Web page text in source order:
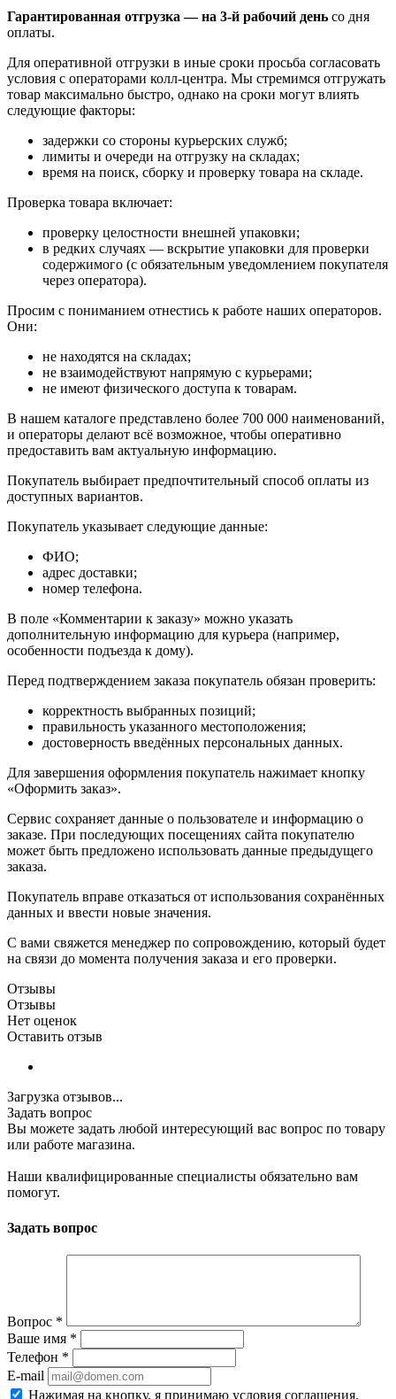
Гарантированная отгрузка — на 3‑й рабочий день со дня
оплаты.
Для оперативной отгрузки в иные сроки просьба согласовать
условия с операторами колл‑центра. Мы стремимся отгружать
товар максимально быстро, однако на сроки могут влиять
следующие факторы:
задержки со стороны курьерских служб;
лимиты и очереди на отгрузку на складах;
время на поиск, сборку и проверку товара на складе.
Проверка товара включает:
проверку целостности внешней упаковки;
в редких случаях — вскрытие упаковки для проверки
содержимого (с обязательным уведомлением покупателя
через оператора).
Просим с пониманием отнестись к работе наших операторов.
Они:
не находятся на складах;
не взаимодействуют напрямую с курьерами;
не имеют физического доступа к товарам.
В нашем каталоге представлено более 700 000 наименований,
и операторы делают всё возможное, чтобы оперативно
предоставить вам актуальную информацию.
Покупатель выбирает предпочтительный способ оплаты из
доступных вариантов.
Покупатель указывает следующие данные:
ФИО;
адрес доставки;
номер телефона.
В поле «Комментарии к заказу» можно указать
дополнительную информацию для курьера (например,
особенности подъезда к дому).
Перед подтверждением заказа покупатель обязан проверить:
корректность выбранных позиций;
правильность указанного местоположения;
достоверность введённых персональных данных.
Для завершения оформления покупатель нажимает кнопку
«Оформить заказ».
Сервис сохраняет данные о пользователе и информацию о
заказе. При последующих посещениях сайта покупателю
может быть предложено использовать данные предыдущего
заказа.
Покупатель вправе отказаться от использования сохранённых
данных и ввести новые значения.
С вами свяжется менеджер по сопровождению, который будет
на связи до момента получения заказа и его проверки.
Отзывы
Отзывы
Нет оценок
Оставить отзыв
Загрузка отзывов...
Задать вопрос
Вы можете задать любой интересующий вас вопрос по товару
или работе магазина.
Наши квалифицированные специалисты обязательно вам
помогут.
Задать вопрос
Вопрос *
Ваше имя *
Телефон *
E-mail
Нажимая на кнопку, я принимаю условия соглашения.